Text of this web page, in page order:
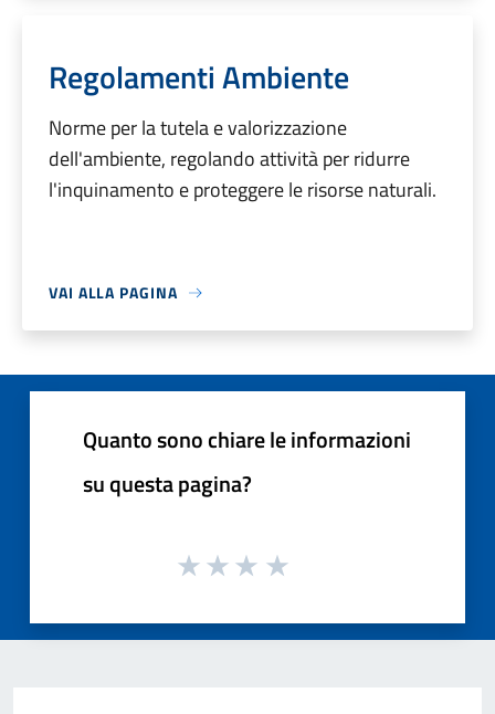
Regolamenti Ambiente
Norme per la tutela e valorizzazione
dell'ambiente, regolando attività per ridurre
l'inquinamento e proteggere le risorse naturali.
VAI ALLA PAGINA
Quanto sono chiare le informazioni
su questa pagina?